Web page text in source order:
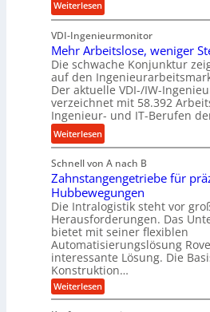
s
b
u
n
d
H
y
d
r
a
l
i
k
i
m
V
e
r
g
e
u
n
d
l
a
n
g
e
b
i
g
e
K
u
g
e
l
g
Weiterlesen:
K
r
o
n
e
s
s
t
e
e
r
t
U
m
s
a
t
VDI-Ingenieurmonitor
Mehr Arbeitslose, weniger
Die schwache Konjunktur
auf den
Der aktuelle VDI-/IW-
verzeichnet mit 58.392
Ingenieur- und IT-Berufen
Weiterlesen:
M
e
h
r
A
r
b
e
i
t
s
Schnell von A nach B
Zahnstangengetriebe für
Hubbewegungen
Die Intralogistik steht vor
Herausforderungen. Das
bietet mit seiner flexiblen
Automatisierungslösung
interessante Lösung. Die
Konstruktion…
Weiterlesen:
Z